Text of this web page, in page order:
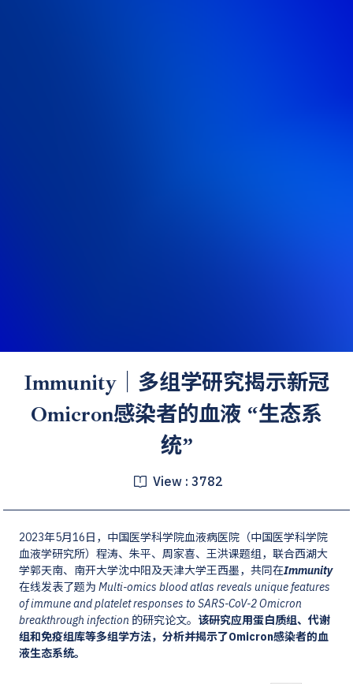
Immunity｜多组学研究揭示新冠
Omicron感染者的血液 “生态系
统”
View : 3782
2023年5月16日，中国医学科学院血液病医院（中国医学科学院
血液学研究所）程涛、朱平、周家喜、王洪课题组，联合西湖大
学郭天南、南开大学沈中阳及天津大学王西墨，共同在Immunity
在线发表了题为Multi-omics blood atlas reveals unique features
of immune and platelet responses to SARS-CoV-2 Omicron
breakthrough infection 的研究论文。 该研究应用蛋白质组、代谢
组和免疫组库等多组学方法，分析并揭示了Omicron感染者的血
液生态系统。